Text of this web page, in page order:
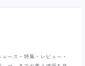
ース・特集・レビュー・